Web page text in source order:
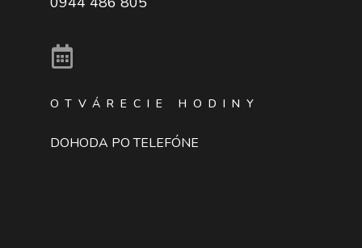
OTVÁRECIE HODINY
DOHODA PO TELEFÓNE